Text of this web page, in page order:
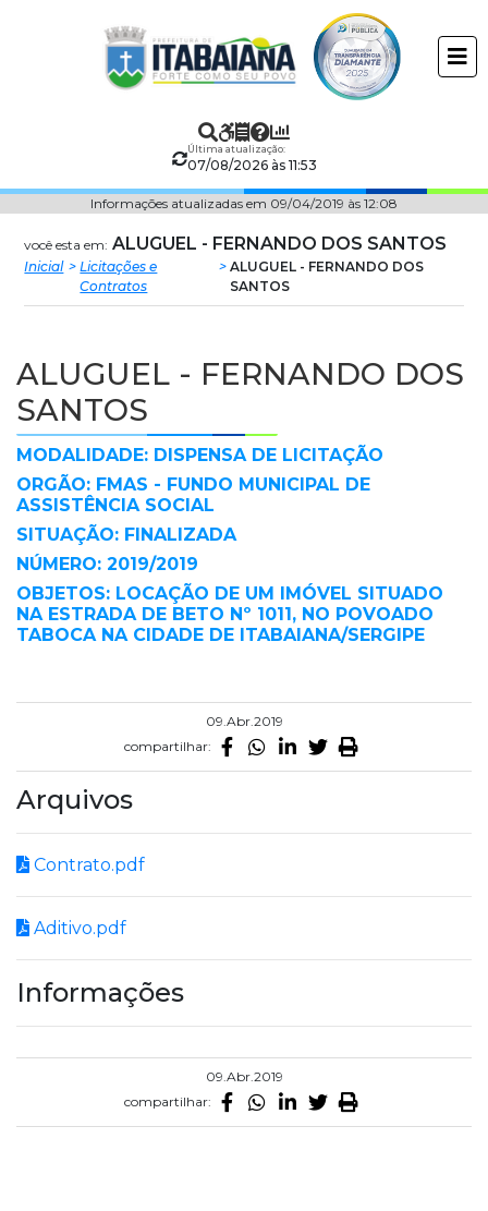
Prefeitura
Municipal
Itabaiana
Última atualização:
07/08/2026 às 11:53
Informações atualizadas em 09/04/2019 às 12:08
você esta em: ALUGUEL - FERNANDO DOS SANTOS
Inicial
Licitações e
Contratos
ALUGUEL - FERNANDO DOS
SANTOS
ALUGUEL - FERNANDO DOS
SANTOS
MODALIDADE: DISPENSA DE LICITAÇÃO
ORGÃO: FMAS - FUNDO MUNICIPAL DE
ASSISTÊNCIA SOCIAL
SITUAÇÃO: FINALIZADA
NÚMERO: 2019/2019
OBJETOS: LOCAÇÃO DE UM IMÓVEL SITUADO
NA ESTRADA DE BETO Nº 1011, NO POVOADO
TABOCA NA CIDADE DE ITABAIANA/SERGIPE
09.Abr.2019
compartilhar:
Arquivos
Contrato.pdf
Aditivo.pdf
Informações
09.Abr.2019
compartilhar: